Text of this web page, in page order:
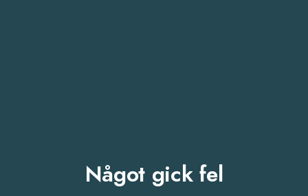
Något gick fel